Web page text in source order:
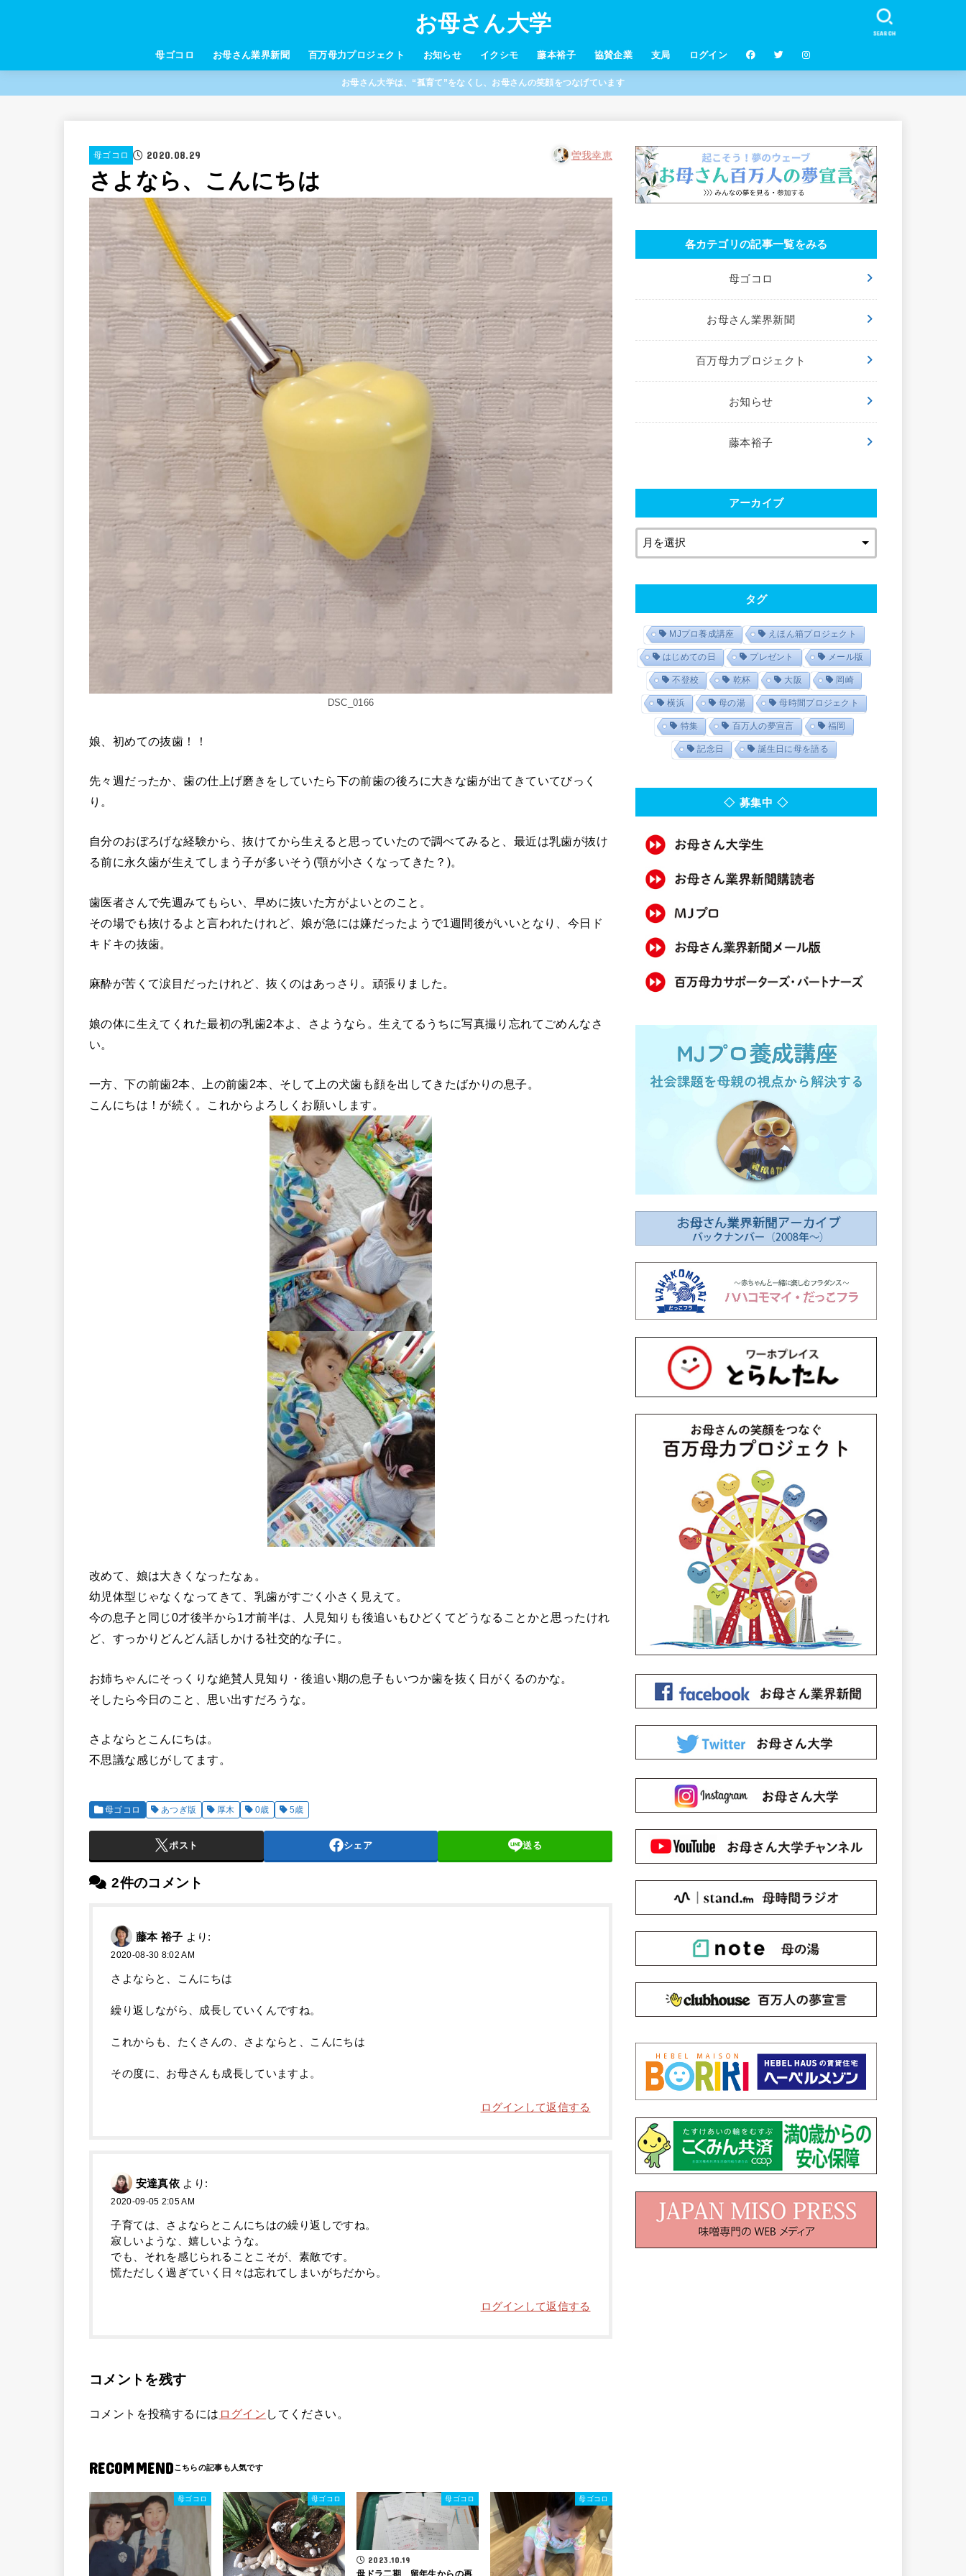
お母さん大学
母ゴコロ お母さん業界新聞 百万母力プロジェクト お知らせ イクシモ 藤本裕子 協賛企業 支局 ログイン
SEARCH
お母さん大学は、“孤育て”をなくし、お母さんの笑顔をつなげています
母ゴコロ 2020.08.29 曽我幸恵
さよなら、こんにちは
DSC_0166
娘、初めての抜歯！！
先々週だったか、歯の仕上げ磨きをしていたら下の前歯の後ろに大きな歯が出てきていてびっく
り。
自分のおぼろげな経験から、抜けてから生えると思っていたので調べてみると、最近は乳歯が抜け
る前に永久歯が生えてしまう子が多いそう(顎が小さくなってきた？)。
歯医者さんで先週みてもらい、早めに抜いた方がよいとのこと。
その場でも抜けるよと言われたけれど、娘が急には嫌だったようで1週間後がいいとなり、今日ド
キドキの抜歯。
麻酔が苦くて涙目だったけれど、抜くのはあっさり。頑張りました。
娘の体に生えてくれた最初の乳歯2本よ、さようなら。生えてるうちに写真撮り忘れてごめんなさ
い。
一方、下の前歯2本、上の前歯2本、そして上の犬歯も顔を出してきたばかりの息子。
こんにちは！が続く。これからよろしくお願いします。
改めて、娘は大きくなったなぁ。
幼児体型じゃなくなってきて、乳歯がすごく小さく見えて。
今の息子と同じ0才後半から1才前半は、人見知りも後追いもひどくてどうなることかと思ったけれ
ど、すっかりどんどん話しかける社交的な子に。
お姉ちゃんにそっくりな絶賛人見知り・後追い期の息子もいつか歯を抜く日がくるのかな。
そしたら今日のこと、思い出すだろうな。
さよならとこんにちは。
不思議な感じがしてます。
母ゴコロ あつぎ版 厚木 0歳 5歳
ポスト シェア 送る
2件のコメント
藤本 裕子 より:
2020-08-30 8:02 AM
さよならと、こんにちは
繰り返しながら、成長していくんですね。
これからも、たくさんの、さよならと、こんにちは
その度に、お母さんも成長していますよ。
ログインして返信する
安達真依 より:
2020-09-05 2:05 AM
子育ては、さよならとこんにちはの繰り返しですね。
寂しいような、嬉しいような。
でも、それを感じられることこそが、素敵です。
慌ただしく過ぎていく日々は忘れてしまいがちだから。
ログインして返信する
コメントを残す
コメントを投稿するには ログイン してください。
RECOMMEND
母ゴコロ 母ゴコロ 母ゴコロ
2023.10.19
母ドラ二期 留年生からの再
母ゴコロ
各カテゴリの記事一覧をみる
母ゴコロ
お母さん業界新聞
百万母力プロジェクト
お知らせ
藤本裕子
アーカイブ
タグ
MJプロ養成講座 えほん箱プロジェクト
はじめての日 プレゼント メール版
不登校 乾杯 大阪 岡崎
横浜 母の湯 母時間プロジェクト
特集 百万人の夢宣言 福岡
記念日 誕生日に母を語る
◇ 募集中 ◇